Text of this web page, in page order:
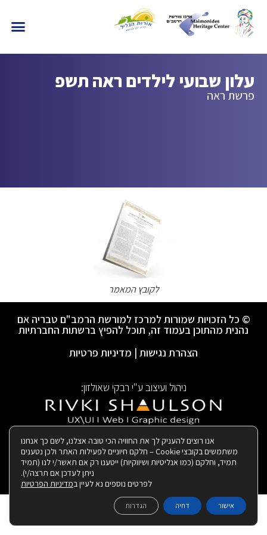
עלון שבועי לילדים ראה תשפ
פרשת ראה
לקובץ המאמר
© כל הזכויות שמורות למרכז למורשת הרמב"ם טבריה אם
נהנית מהתוכן בעמוד זה, תוכל להפיץ ברשתות החברתיות
הצהרת נגישות | מדיניות פרטיות
ניהול ועיצוב ע"י רבקי שאולזון:
| בנייה ותחזוקת האתר:
אנו רוצים להעניק לך את החוויה הכי טובה אצלנו, לשם כך אנחנו
משתמשים בקובצי Cookie – חלקם חיוניים לפעילות האתר ולכן נטענים
תמיד, וחלקם (כמו אנליטיות ושיווקיות) ייטענו רק אם תאשר/י לנו (תמיד
ניתן לעדכן אם תרצה/י).
לפרטים נוספים נא לעיין במדיניות הפרטיות
אישור דחיה הגדרות